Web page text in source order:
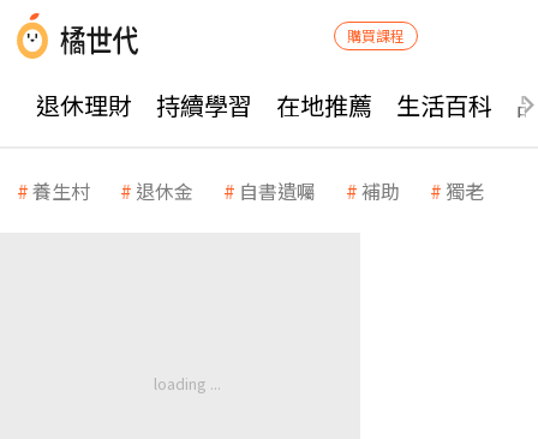
購買課程
退休理財 持續學習 在地推薦 生活百科
養生村 退休金 自書遺囑 補助 獨老